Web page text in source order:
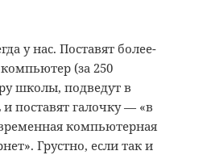
у нас. Поставят более-
(за 250
школы, подведут в
поставят галочку — «в
компьютерная
Грустно, если так и